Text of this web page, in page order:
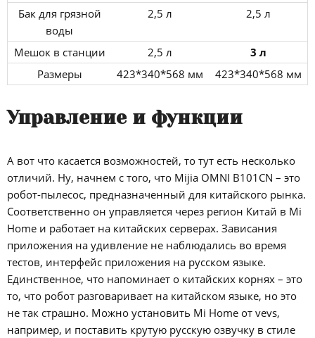
Бак для грязной
воды
2,5 л 2,5 л
Мешок в станции 2,5 л
3 л
Размеры
423*340*568 мм 423*340*568 мм
Управление и функции
А вот что касается возможностей, то тут есть несколько
отличий. Ну, начнем с того, что Mijia OMNI B101CN – это
робот-пылесос, предназначенный для китайского рынка.
Соответственно он управляется через регион Китай в Mi
Home и работает на китайских серверах. Зависания
приложения на удивление не наблюдались во время
тестов, интерфейс приложения на русском языке.
Единственное, что напоминает о китайских корнях – это
то, что робот разговаривает на китайском языке, но это
не так страшно. Можно установить Mi Home от vevs,
например, и поставить крутую русскую озвучку в стиле